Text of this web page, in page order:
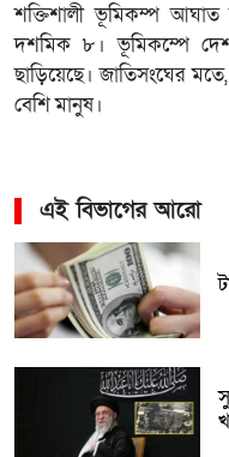
শক্তিশালী ভূমিকম্প আঘাত
দশমিক ৮। ভূমিকম্পে
ছাড়িয়েছে। জাতিসংঘের
বেশি মানুষ।
এই বিভাগের আরো